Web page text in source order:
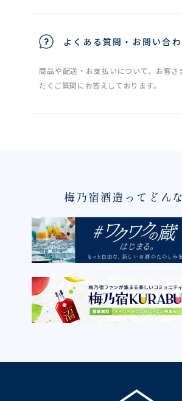
よくある質問・お問い合
商品や配送・お支払いについて、お客さ
だくご質問にお答えしております。
梅乃宿酒造ってどん